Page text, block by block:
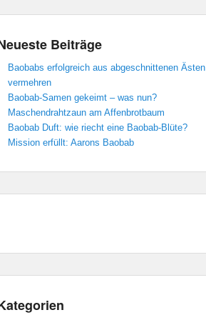
Beiträge
Baobabs erfolgreich aus abgeschnittenen Ästen
vermehren
Baobab-Samen gekeimt – was nun?
Maschendrahtzaun am Affenbrotbaum
Baobab Duft: wie riecht eine Baobab-Blüte?
Mission erfüllt: Aarons Baobab